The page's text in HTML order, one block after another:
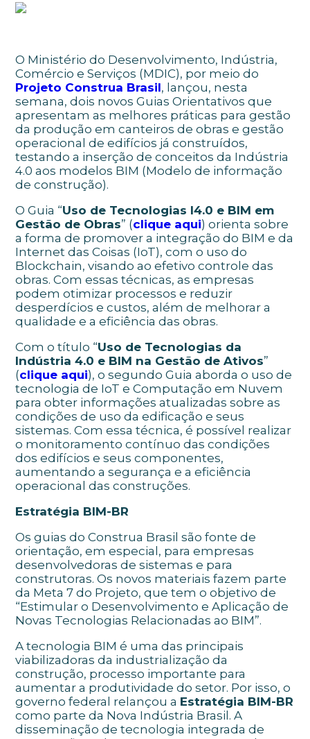
O Ministério do Desenvolvimento, Indústria,
Comércio e Serviços (MDIC), por meio do
Projeto Construa Brasil, lançou, nesta
semana, dois novos Guias Orientativos que
apresentam as melhores práticas para gestão
da produção em canteiros de obras e gestão
operacional de edifícios já construídos,
testando a inserção de conceitos da Indústria
4.0 aos modelos BIM (Modelo de informação
de construção).
O Guia “Uso de Tecnologias I4.0 e BIM em
Gestão de Obras” (clique aqui) orienta sobre
a forma de promover a integração do BIM e da
Internet das Coisas (IoT), com o uso do
Blockchain, visando ao efetivo controle das
obras. Com essas técnicas, as empresas
podem otimizar processos e reduzir
desperdícios e custos, além de melhorar a
qualidade e a eficiência das obras.
Com o título “Uso de Tecnologias da
Indústria 4.0 e BIM na Gestão de Ativos”
(clique aqui), o segundo Guia aborda o uso de
tecnologia de IoT e Computação em Nuvem
para obter informações atualizadas sobre as
condições de uso da edificação e seus
sistemas. Com essa técnica, é possível realizar
o monitoramento contínuo das condições
dos edifícios e seus componentes,
aumentando a segurança e a eficiência
operacional das construções.
Estratégia BIM-BR
Os guias do Construa Brasil são fonte de
orientação, em especial, para empresas
desenvolvedoras de sistemas e para
construtoras. Os novos materiais fazem parte
da Meta 7 do Projeto, que tem o objetivo de
“Estimular o Desenvolvimento e Aplicação de
Novas Tecnologias Relacionadas ao BIM”.
A tecnologia BIM é uma das principais
viabilizadoras da industrialização da
construção, processo importante para
aumentar a produtividade do setor. Por isso, o
governo federal relançou a Estratégia BIM-BR
como parte da Nova Indústria Brasil. A
disseminação de tecnologia integrada de